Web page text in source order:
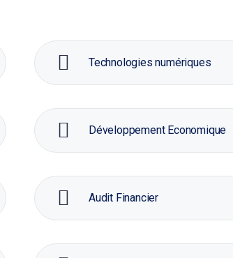
Technologies numériques
Développement Economique
Audit Financier